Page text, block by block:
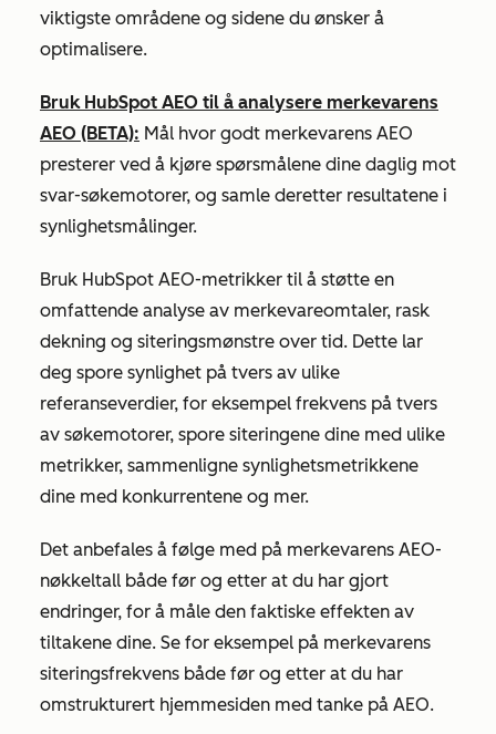
viktigste områdene og sidene du ønsker å
optimalisere.
Bruk HubSpot AEO til å analysere merkevarens
AEO (BETA): Mål hvor godt merkevarens AEO
presterer ved å kjøre spørsmålene dine daglig mot
svar-søkemotorer, og samle deretter resultatene i
synlighetsmålinger.
Bruk HubSpot AEO-metrikker til å støtte en
omfattende analyse av merkevareomtaler, rask
dekning og siteringsmønstre over tid. Dette lar
deg spore synlighet på tvers av ulike
referanseverdier, for eksempel frekvens på tvers
av søkemotorer, spore siteringene dine med ulike
metrikker, sammenligne synlighetsmetrikkene
dine med konkurrentene og mer.
Det anbefales å følge med på merkevarens AEO-
nøkkeltall både før og etter at du har gjort
endringer, for å måle den faktiske effekten av
tiltakene dine. Se for eksempel på merkevarens
siteringsfrekvens både før og etter at du har
omstrukturert hjemmesiden med tanke på AEO.